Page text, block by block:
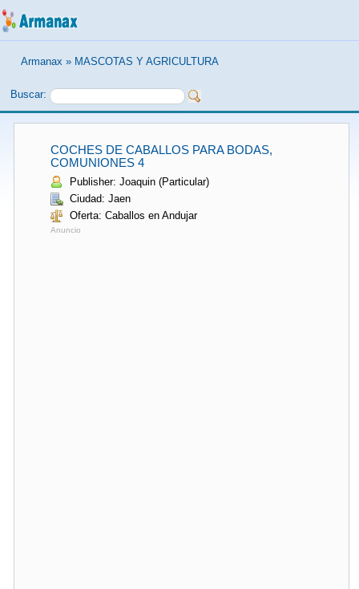
Armanax » MASCOTAS Y AGRICULTURA
Buscar:
COCHES DE CABALLOS PARA BODAS,
COMUNIONES 4
Publisher: Joaquin (Particular)
Ciudad: Jaen
Oferta: Caballos en Andujar
Anuncio